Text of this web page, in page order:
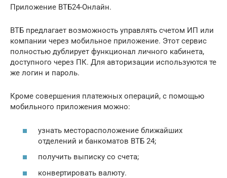
Приложение ВТБ24-Онлайн.
ВТБ предлагает возможность управлять счетом ИП или
компании через мобильное приложение. Этот сервис
полностью дублирует функционал личного кабинета,
доступного через ПК. Для авторизации используются те
же логин и пароль.
Кроме совершения платежных операций, с помощью
мобильного приложения можно:
узнать месторасположение ближайших
отделений и банкоматов ВТБ 24;
получить выписку со счета;
конвертировать валюту.